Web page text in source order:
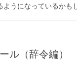
ようになっているかも
ル（辞令編）